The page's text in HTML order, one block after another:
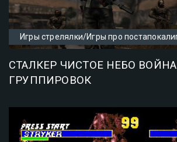
СТАЛКЕР ЧИСТОЕ НЕБО ВОЙНА
ГРУППИРОВОК